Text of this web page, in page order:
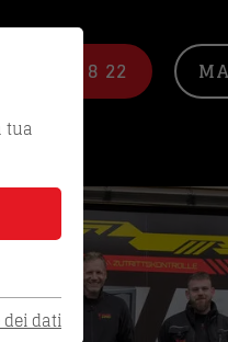
/ 22 8 22
tua
dei dati